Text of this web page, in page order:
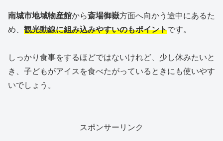
南城市地域物産館から斎場御嶽方面へ向かう途中にあるた
め、 観光動線に組み込みやすいのもポイントです。
しっかり食事をするほどではないけれど、少し休みたいと
き、子どもがアイスを食べたがっているときにも使いやす
いでしょう。
スポンサーリンク